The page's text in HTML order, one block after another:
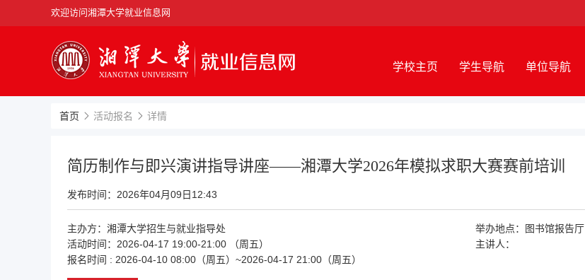
欢迎访问湘潭大学就业信息网
学校主页 学生导航 单位导航
首页 活动报名 详情
简历制作与即兴演讲指导讲座——湘潭大学2026年模拟求职大赛赛前培训
发布时间： 2026年04月09日12:43
主办方： 湘潭大学招生与就业指导处 举办地点：
图书馆报告厅
活动时间： 2026-04-17 19:00-21:00 （周五）
主讲人：
报名时间 : 2026-04-10 08:00（周五）~2026-04-17 21:00（周五）